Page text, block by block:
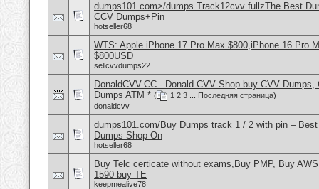
dumps101.com>/dumps Track12cvv fullzThe Best
CCV Dumps+Pin
hotseller68
WTS: Apple iPhone 17 Pro Max $800,iPhone 16 Pro
$800USD
sellcvvdumps22
DonaldCVV.CC - Donald CVV Shop buy CVV
Dumps ATM * ( 1 2 3 Последняя страница)
donaldcvv
dumps101.com/Buy Dumps track 1 / 2 with pin –
Dumps Shop On
hotseller68
Buy Telc certicate without exams,Buy PMP, Buy
1590 buy TE
keepmealive78